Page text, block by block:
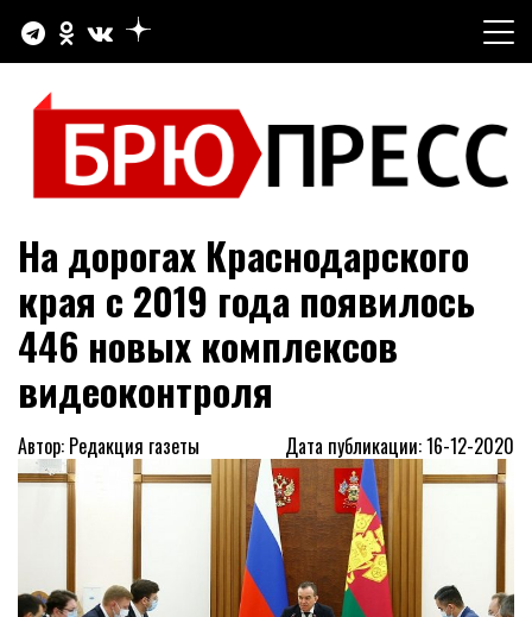
содержимому
БРЮПРЕСС
Официальный сайт газеты "Брюховецкие новости"
На дорогах Краснодарского
края с 2019 года появилось
446 новых комплексов
видеоконтроля
Автор: Редакция газеты Дата публикации: 16-12-2020